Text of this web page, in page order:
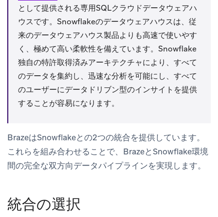
として提供される専用SQLクラウドデータウェアハ
ウスです。Snowflakeのデータウェアハウスは、従
来のデータウェアハウス製品よりも高速で使いやす
く、極めて高い柔軟性を備えています。Snowflake
独自の特許取得済みアーキテクチャにより、すべて
のデータを集約し、迅速な分析を可能にし、すべて
のユーザーにデータドリブン型のインサイトを提供
することが容易になります。
BrazeはSnowflakeとの2つの統合を提供しています。
これらを組み合わせることで、BrazeとSnowflake環境
間の完全な双方向データパイプラインを実現します。
統合の選択